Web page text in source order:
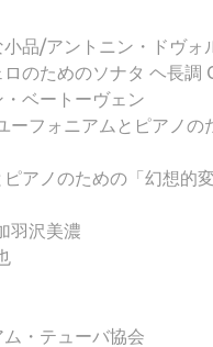
品/アントニン・ドヴォ
のためのソナタ ヘ長調
・ベートーヴェン
ーフォニアムとピアノの
アノのための「幻想的
羽沢美濃
・テューバ協会